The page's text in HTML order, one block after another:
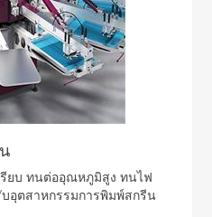
รียบ ทนต่ออุณหภูมิสูง ทนไฟ
บอุตสาหกรรมการพิมพ์สกรีน